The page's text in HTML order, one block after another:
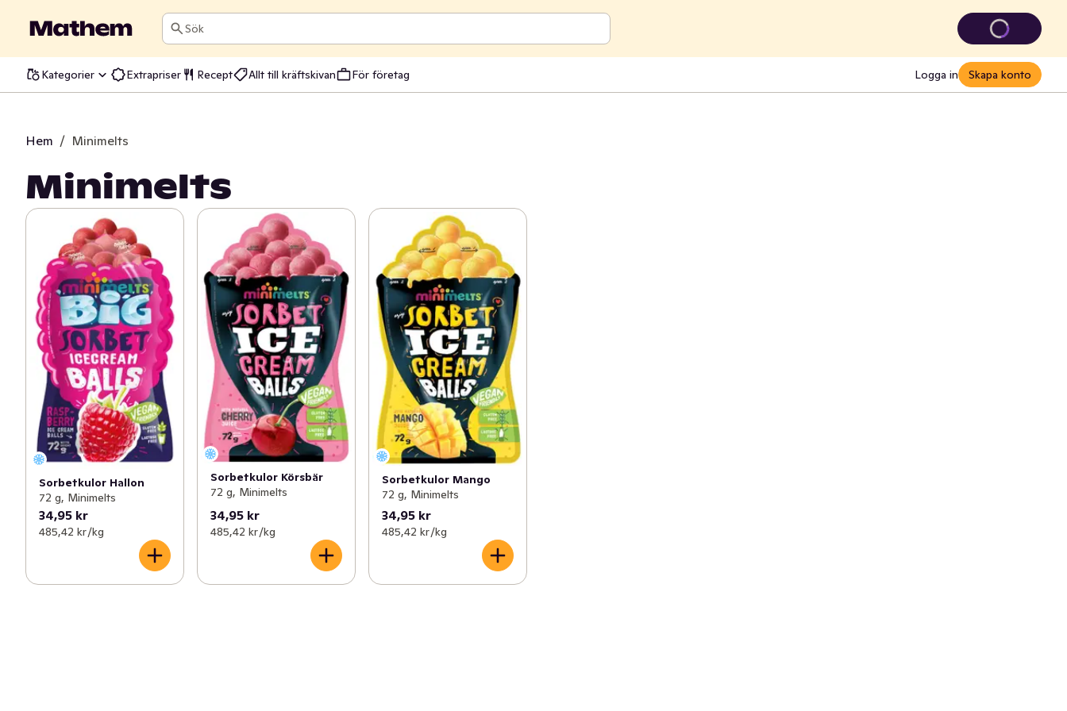
Sök
Kategorier Extrapriser Recept Allt till kräftskivan För företag Logga in Skapa konto
Hem / Minimelts
Minimelts
Sorbetkulor Hallon
72 g, Minimelts
34,95 kr
485,42 kr /kg
Sorbetkulor Körsbär
72 g, Minimelts
34,95 kr
485,42 kr /kg
Sorbetkulor Mango
72 g, Minimelts
34,95 kr
485,42 kr /kg